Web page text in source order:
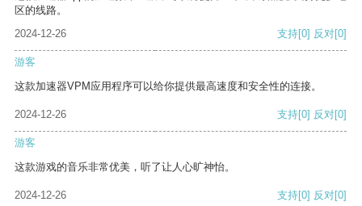
区的线路。
2024-12-26
支持[0] 反对[0]
游客
这款加速器VPM应用程序可以给你提供最高速度和安全性的连接。
2024-12-26 支持[0] 反对[0]
游客
这款游戏的音乐非常优美，听了让人心旷神怡。
2024-12-26 支持[0] 反对[0]